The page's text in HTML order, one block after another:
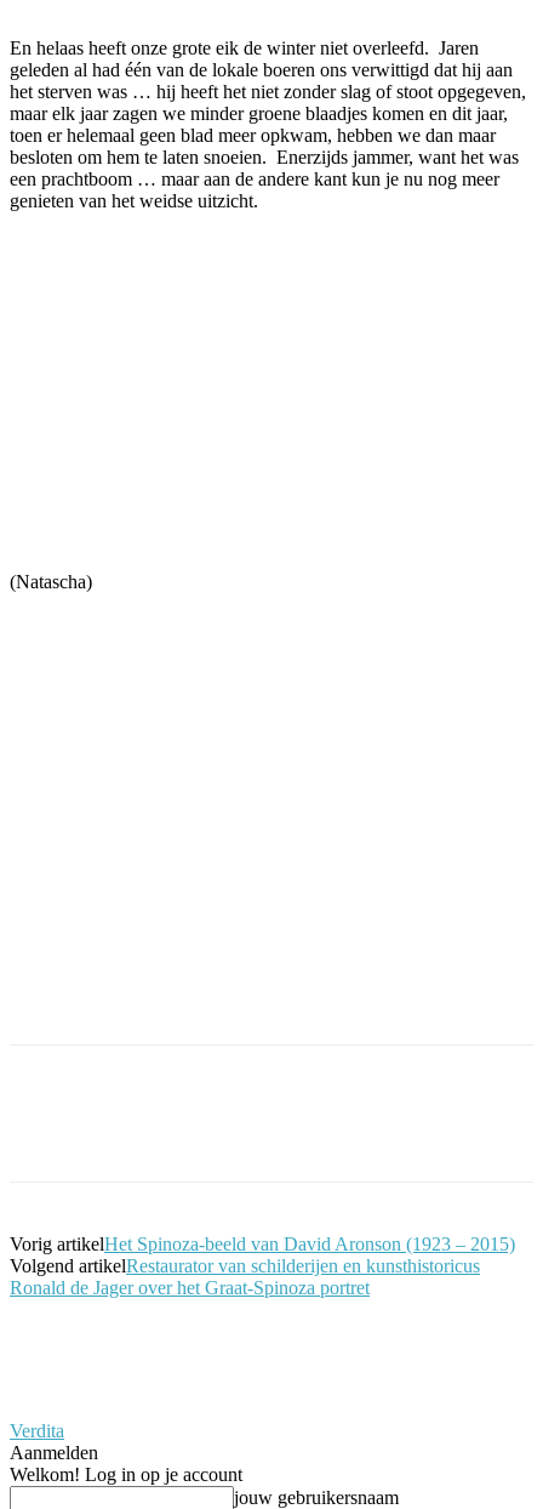
En helaas heeft onze grote eik de winter niet overleefd. Jaren
geleden al had één van de lokale boeren ons verwittigd dat hij aan
het sterven was … hij heeft het niet zonder slag of stoot opgegeven,
maar elk jaar zagen we minder groene blaadjes komen en dit jaar,
toen er helemaal geen blad meer opkwam, hebben we dan maar
besloten om hem te laten snoeien. Enerzijds jammer, want het was
een prachtboom … maar aan de andere kant kun je nu nog meer
genieten van het weidse uitzicht.
(Natascha)
Vorig artikelHet Spinoza-beeld van David Aronson (1923 – 2015)
Volgend artikelRestaurator van schilderijen en kunsthistoricus
Ronald de Jager over het Graat-Spinoza portret
Verdita
Aanmelden
Welkom! Log in op je account
jouw gebruikersnaam